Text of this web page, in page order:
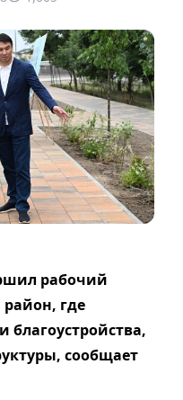
рабочий
где
благоустройства,
сообщает